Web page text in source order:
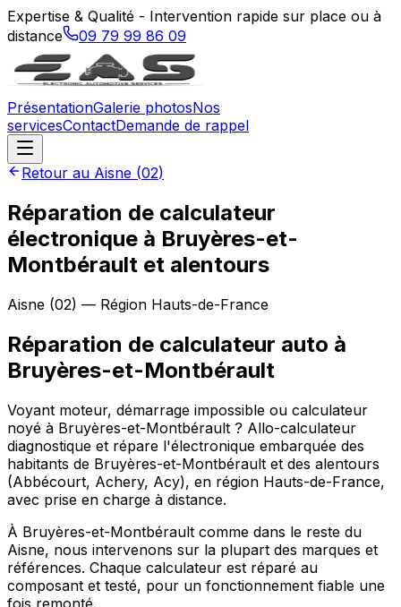
Expertise & Qualité - Intervention rapide sur place ou à
distance
09 79 99 86 09
PrésentationGalerie photosNos
servicesContactDemande de rappel
Retour au Aisne (02)
Réparation de calculateur
électronique à Bruyères-et-
Montbérault et alentours
Aisne (02) — Région Hauts-de-France
Réparation de calculateur auto à
Bruyères-et-Montbérault
Voyant moteur, démarrage impossible ou calculateur
noyé à Bruyères-et-Montbérault ? Allo-calculateur
diagnostique et répare l'électronique embarquée des
habitants de Bruyères-et-Montbérault et des alentours
(Abbécourt, Achery, Acy), en région Hauts-de-France,
avec prise en charge à distance.
À Bruyères-et-Montbérault comme dans le reste du
Aisne, nous intervenons sur la plupart des marques et
références. Chaque calculateur est réparé au
composant et testé, pour un fonctionnement fiable une
fois remonté.